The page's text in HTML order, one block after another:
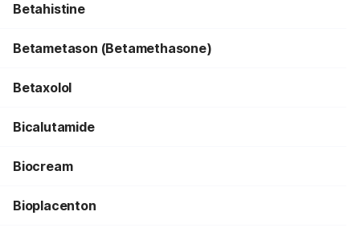
Betahistine
Betametason (Betamethasone)
Betaxolol
Bicalutamide
Biocream
Bioplacenton